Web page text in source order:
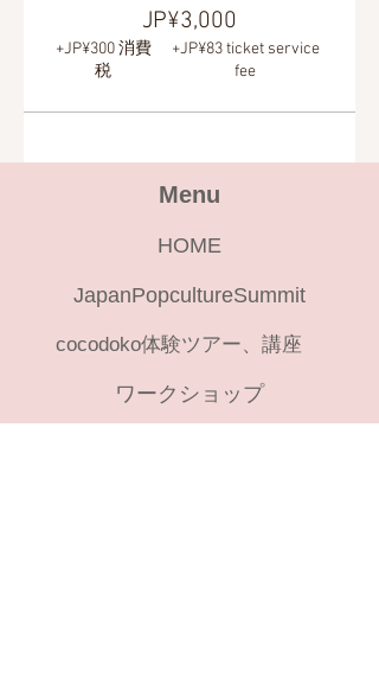
JP¥3,000
+JP¥300 消費
税
+JP¥83 ticket service
fee
Menu
HOME
JapanPopcultureSummit
cocodoko体験ツアー、講座
ワークショップ